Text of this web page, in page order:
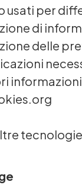
usati per
di
delle
tecnologie